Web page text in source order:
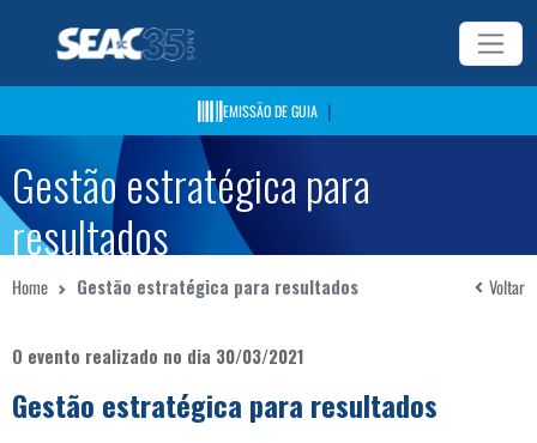
EMISSÃO DE GUIA |
Gestão estratégica para
resultados
Home Gestão estratégica para resultados Voltar
O evento realizado no dia 30/03/2021
Gestão estratégica para resultados